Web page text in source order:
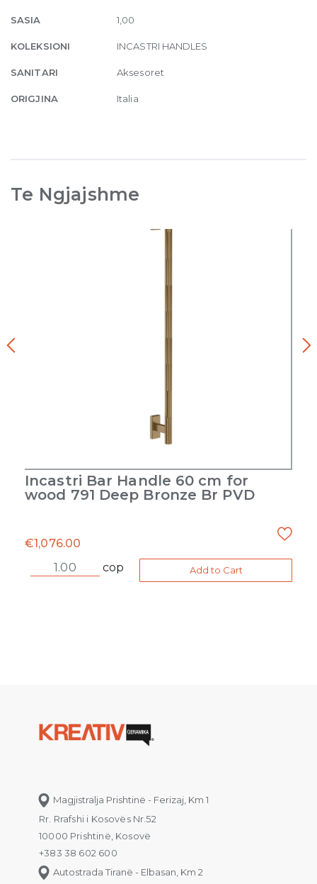
SASIA 1,00
KOLEKSIONI INCASTRI HANDLES
SANITARI Aksesoret
ORIGJINA Italia
Te Ngjajshme
Incastri Bar Handle 60 cm for
wood 791 Deep Bronze Br PVD
€1,076.00
cop
Add to Cart
Magjistralja Prishtinë - Ferizaj, Km 1
Rr. Rrafshi i Kosovës Nr.52
10000 Prishtinë, Kosovë
+383 38 602 600
Autostrada Tiranë - Elbasan, Km 2